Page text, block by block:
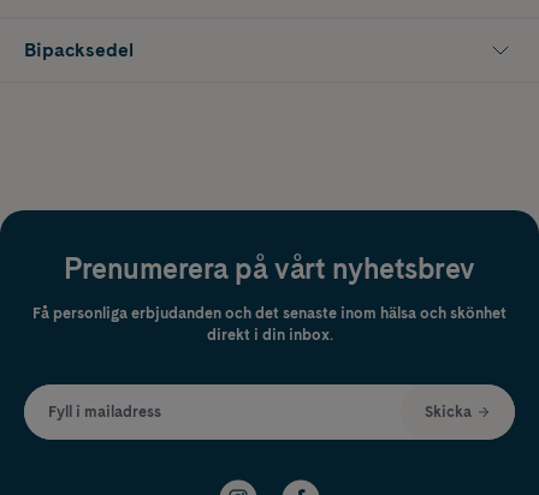
Bipacksedel
Prenumerera på vårt nyhetsbrev
Få personliga erbjudanden och det senaste inom hälsa och skönhet
direkt i din inbox.
Fyll i mailadress Skicka